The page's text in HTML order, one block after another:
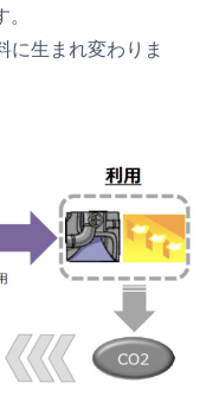
に生まれ変わりま